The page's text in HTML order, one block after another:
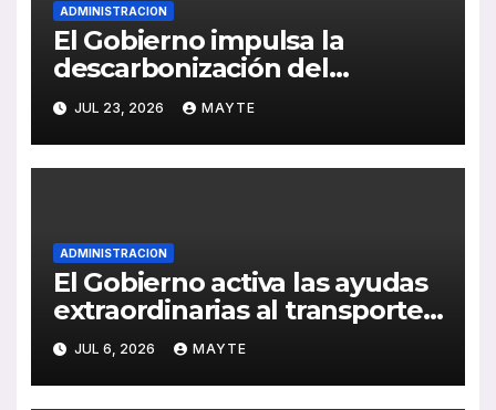
ADMINISTRACION
El Gobierno impulsa la
descarbonización del
transporte por carretera con
nuevos objetivos para
combustibles renovables
JUL 23, 2026 MAYTE
ADMINISTRACION
El Gobierno activa las ayudas
extraordinarias al transporte
por carretera para compensar
el impacto de la crisis en
Oriente Medio
JUL 6, 2026 MAYTE